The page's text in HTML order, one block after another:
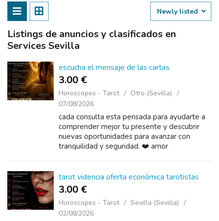
Newly listed
Listings de anuncios y clasificados en
Services Sevilla
escucha el mensaje de las cartas
3.00 €
Horoscopes - Tarot
Otro (Sevilla)
07/08/2026
cada consulta esta pensada para ayudarte a
comprender mejor tu presente y descubrir
nuevas oportunidades para avanzar con
tranquilidad y seguridad. ❤️ amor
tarot videncia oferta económica tarotistas
3.00 €
Horoscopes - Tarot
Sevilla (Sevilla)
02/08/2026